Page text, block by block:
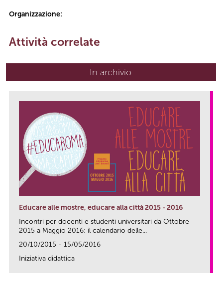
Organizzazione:
Attività correlate
In archivio
Educare alle mostre, educare alla città 2015 - 2016
Incontri per docenti e studenti universitari da Ottobre
2015 a Maggio 2016: il calendario delle...
20/10/2015 - 15/05/2016
Iniziativa didattica